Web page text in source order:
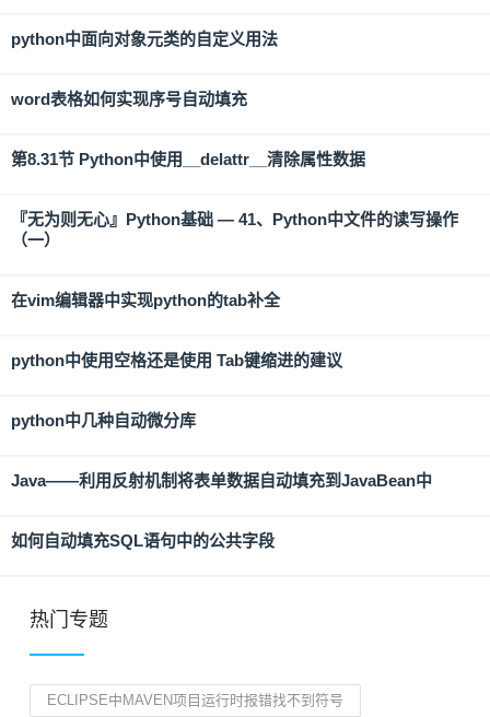
python中面向对象元类的自定义用法
word表格如何实现序号自动填充
第8.31节 Python中使用__delattr__清除属性数据
『无为则无心』Python基础 — 41、Python中文件的读写操作
（一）
在vim编辑器中实现python的tab补全
python中使用空格还是使用 Tab键缩进的建议
python中几种自动微分库
Java——利用反射机制将表单数据自动填充到JavaBean中
如何自动填充SQL语句中的公共字段
热门专题
ECLIPSE中MAVEN项目运行时报错找不到符号